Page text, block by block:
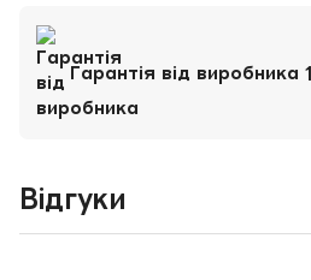
Гарантія від виробника
Відгуки